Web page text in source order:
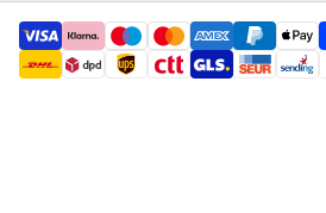
payment methods
shipment methods